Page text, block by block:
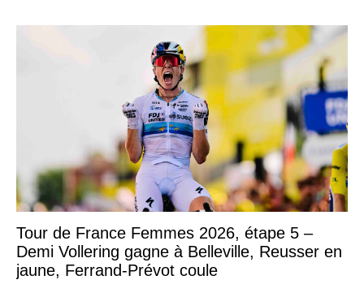
Tour de France Femmes 2026, étape 5 –
Demi Vollering gagne à Belleville, Reusser en
jaune, Ferrand-Prévot coule